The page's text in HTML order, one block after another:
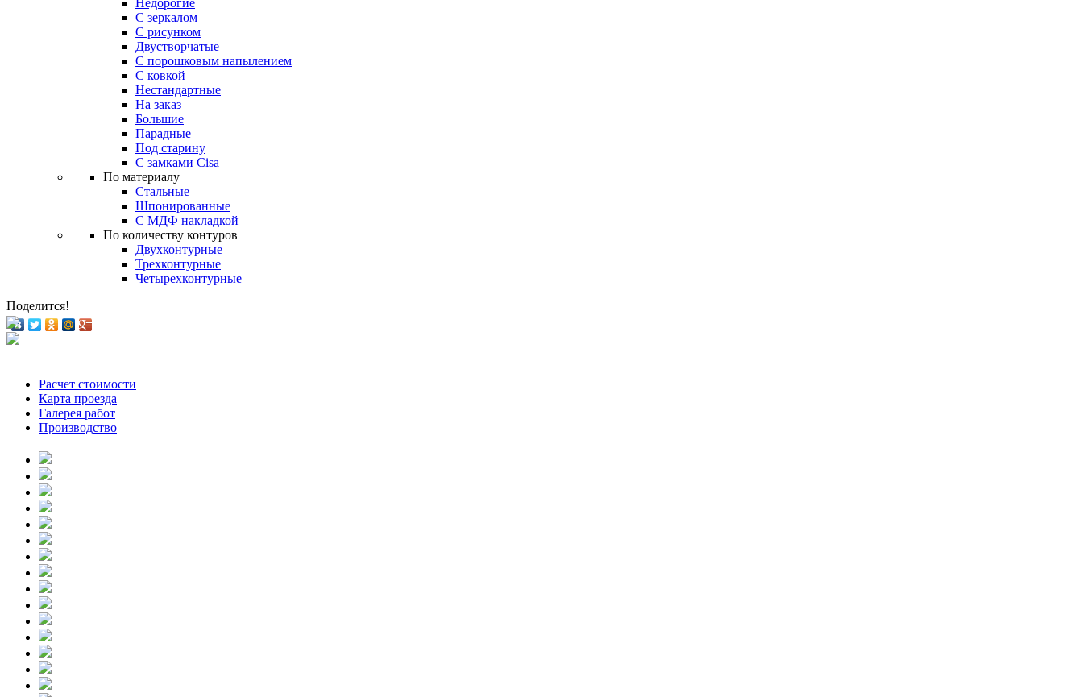
Недорогие
С зеркалом
С рисунком
Двустворчатые
С порошковым напылением
С ковкой
Нестандартные
На заказ
Большие
Парадные
Под старину
С замками Cisa
По материалу
Стальные
Шпонированные
С МДФ накладкой
По количеству контуров
Двухконтурные
Трехконтурные
Четырехконтурные
Поделится!
Расчет стоимости
Карта проезда
Галерея работ
Производство